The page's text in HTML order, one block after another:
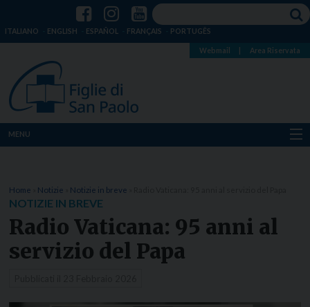
ITALIANO ENGLISH ESPAÑOL FRANÇAIS PORTUGÊS
Webmail Area Riservata
MENU
Dove siamo
Notizie
Home Notizie Notizie in breve
NOTIZIE IN BREVE
Radio Vaticana: 95 anni al
servizio del Papa